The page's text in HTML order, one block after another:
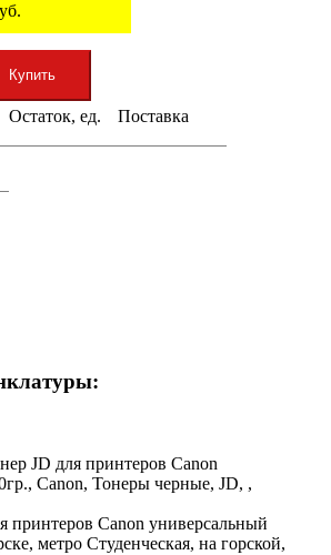
Купить
Остаток, ед. Поставка
JD для принтеров Canon
Canon, Тонеры черные, JD, ,
принтеров Canon универсальный
метро Студенческая, на горской,